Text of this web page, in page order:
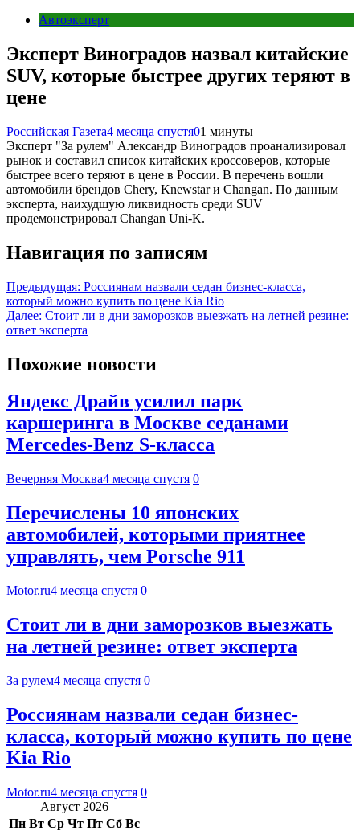
Автоэксперт
Эксперт Виноградов назвал китайские
SUV, которые быстрее других теряют в
цене
Российская Газета4 месяца спустя01 минуты
Эксперт "За рулем" Александр Виноградов проанализировал
рынок и составил список китайских кроссоверов, которые
быстрее всего теряют в цене в России. В перечень вошли
автомобили брендов Chery, Knewstar и Changan. По данным
эксперта, наихудшую ликвидность среди SUV
продемонстрировал Changan Uni-K.
Навигация по записям
Предыдущая: Россиянам назвали седан бизнес-класса,
который можно купить по цене Kia Rio
Далее: Стоит ли в дни заморозков выезжать на летней резине:
ответ эксперта
Похожие новости
Яндекс Драйв усилил парк
каршеринга в Москве седанами
Mercedes-Benz S-класса
Вечерняя Москва4 месяца спустя 0
Перечислены 10 японских
автомобилей, которыми приятнее
управлять, чем Porsche 911
Motor.ru4 месяца спустя 0
Стоит ли в дни заморозков выезжать
на летней резине: ответ эксперта
За рулем4 месяца спустя 0
Россиянам назвали седан бизнес-
класса, который можно купить по цене
Kia Rio
Motor.ru4 месяца спустя 0
Август 2026
Пн Вт Ср Чт Пт Сб Вс